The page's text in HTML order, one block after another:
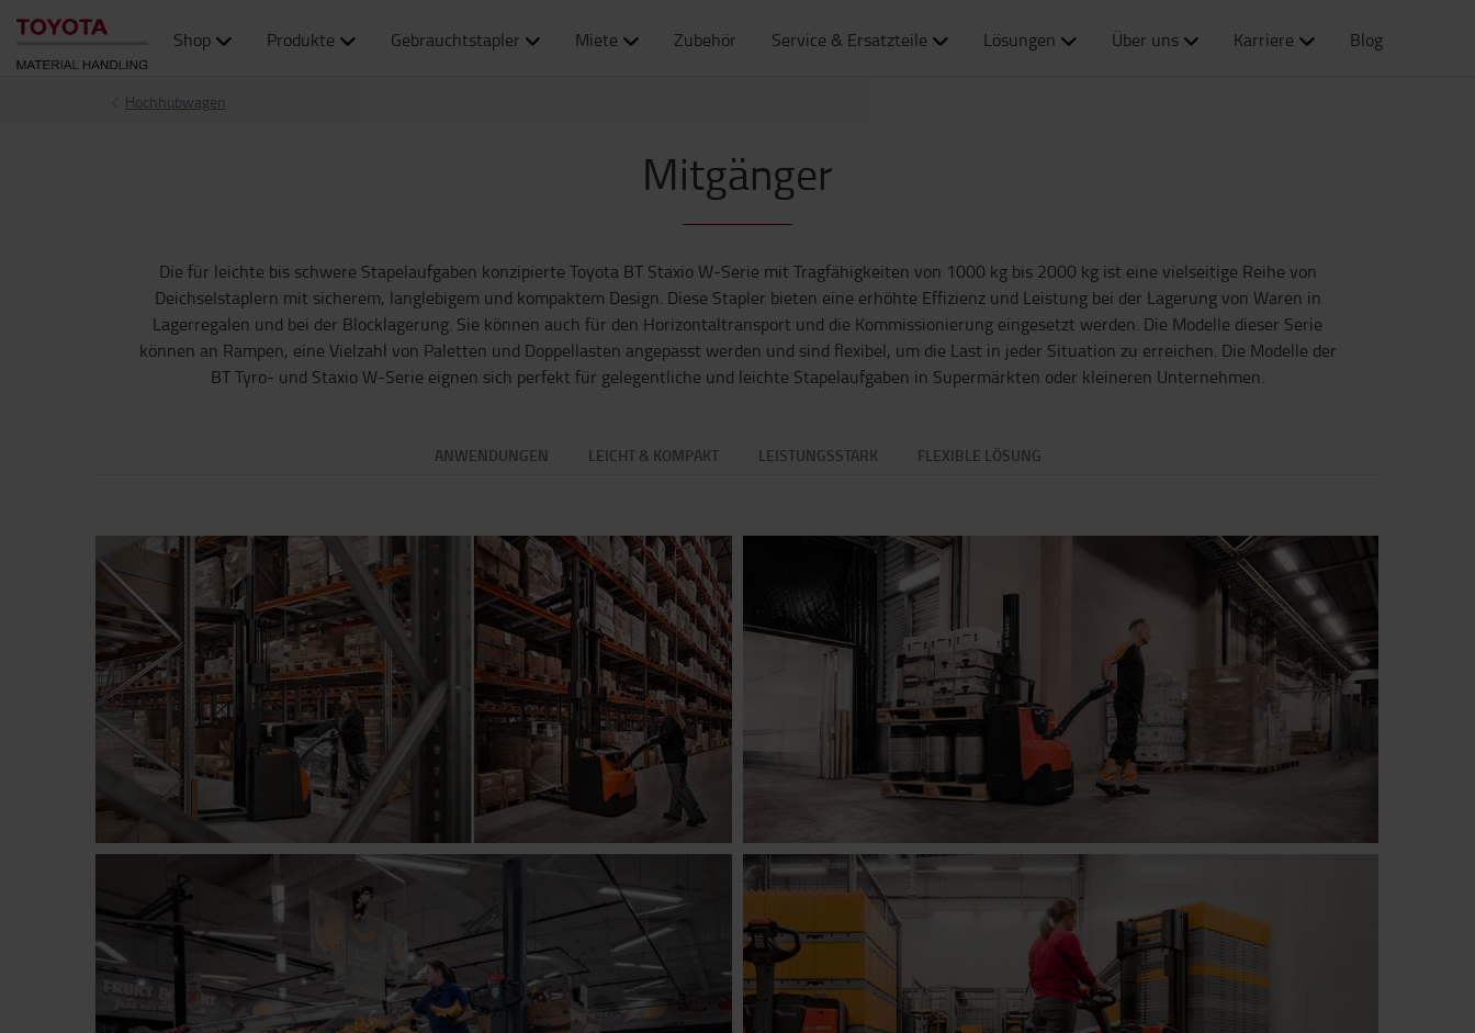
Shop Produkte Gebrauchtstapler Miete Zubehör Service & Ersatzteile Lösungen Über uns Karriere Blog
Hochhubwagen
Mitgänger
Die für leichte bis schwere Stapelaufgaben konzipierte Toyota BT Staxio W-Serie mit Tragfähigkeiten von 1000 kg bis 2000 kg ist eine vielseitige Reihe von
Deichselstaplern mit sicherem, langlebigem und kompaktem Design. Diese Stapler bieten eine erhöhte Effizienz und Leistung bei der Lagerung von Waren in
Lagerregalen und bei der Blocklagerung. Sie können auch für den Horizontaltransport und die Kommissionierung eingesetzt werden. Die Modelle dieser Serie
können an Rampen, eine Vielzahl von Paletten und Doppellasten angepasst werden und sind flexibel, um die Last in jeder Situation zu erreichen. Die Modelle der
BT Tyro- und Staxio W-Serie eignen sich perfekt für gelegentliche und leichte Stapelaufgaben in Supermärkten oder kleineren Unternehmen.
ANWENDUNGEN LEICHT & KOMPAKT LEISTUNGSSTARK FLEXIBLE LÖSUNG